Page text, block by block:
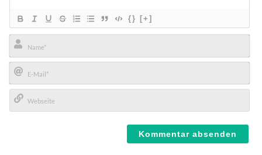
{} [+]
Name*
E-
Mail*